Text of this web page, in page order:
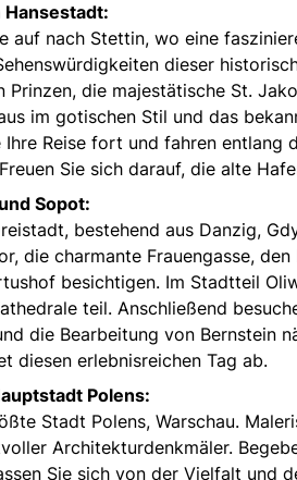
auf nach Stettin, wo eine
dieser
die majestätische St.
im gotischen Stil und das
Reise fort und fahren entlang
Sie sich darauf, die alte
Sopot:
bestehend aus Danzig,
die charmante Frauengasse,
besichtigen. Im Stadtteil
teil. Anschließend
die Bearbeitung von Bernstein
diesen erlebnisreichen Tag ab.
Polens:
Stadt Polens, Warschau.
Architekturdenkmäler.
Sie sich von der Vielfalt und